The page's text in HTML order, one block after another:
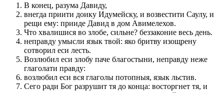
В конец, разума Давиду,
внегда приити доику Идумейску, и возвестити Cаулу, и
рещи ему: прииде Давид в дом Авимелехов.
Что хвалишися во злобе, сильне? беззаконие весь день.
неправду умысли язык твой: яко бритву изощрену
сотворил еси лесть.
Возлюбил еси злобу паче благостыни, неправду неже
глаголати правду:
возлюбил еси вся глаголы потопныя, язык льстив.
Сего ради Бог разрушит тя до конца: восторгнет тя, и